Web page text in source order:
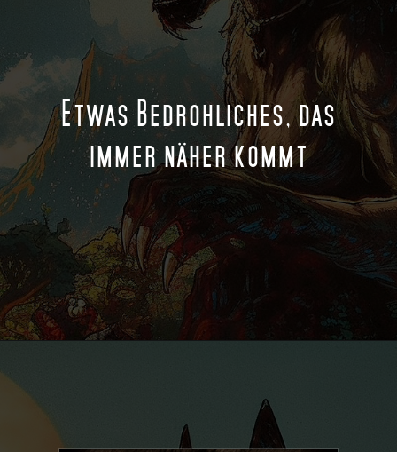
Etwas Bedrohliches, das
immer näher kommt